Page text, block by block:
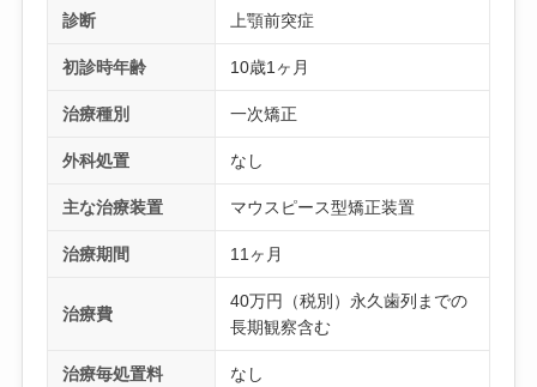
診断 上顎前突症
初診時年齢 10歳1ヶ月
治療種別 一次矯正
外科処置 なし
主な治療装置 マウスピース型矯正装置
治療期間 11ヶ月
治療費
40万円（税別）永久歯列までの
長期観察含む
治療毎処置料 なし